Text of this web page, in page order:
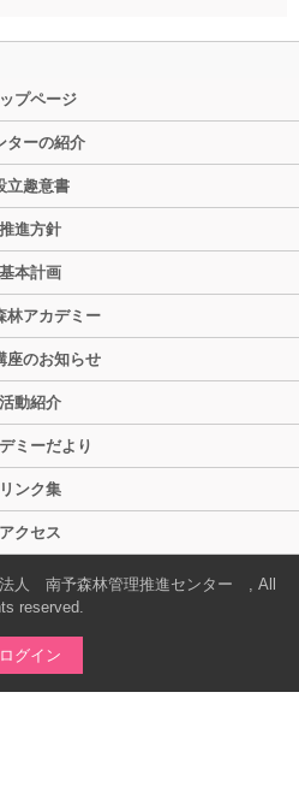
ップページ
ターの紹介
立趣意書
推進方針
基本計画
林アカデミー
座のお知らせ
活動紹介
ミーだより
リンク集
アクセス
人 南予森林管理推進センター , All
reserved.
ログイン